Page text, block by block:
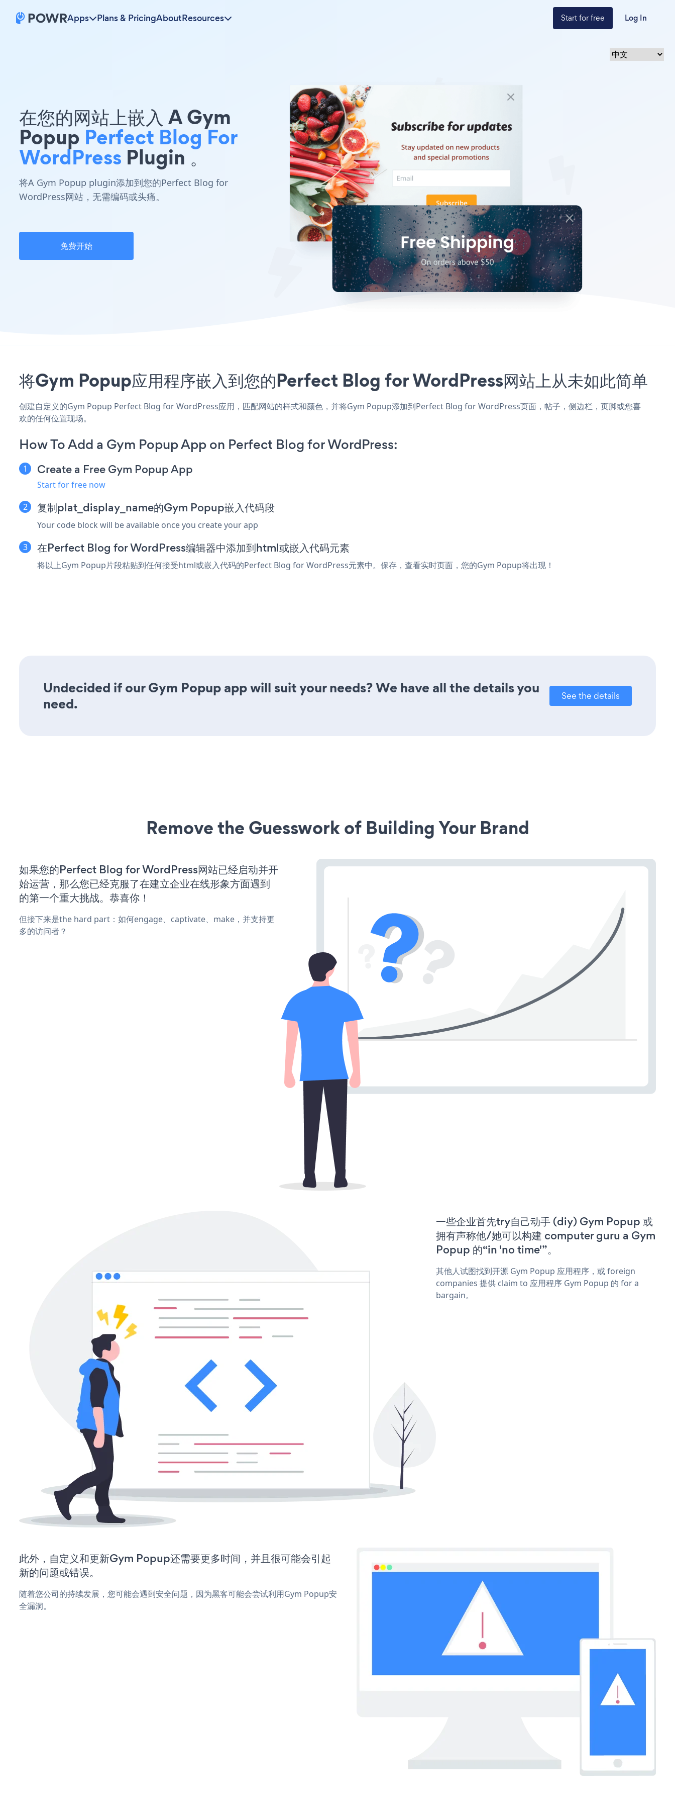
Apps Plans & PricingAboutResources Start for free Log In
在您的网站上嵌入 A Gym
Popup Perfect Blog For
WordPress Plugin 。
将A Gym Popup plugin添加到您的Perfect Blog for
WordPress网站，无需编码或头痛。
免费开始
将Gym Popup应用程序嵌入到您的Perfect Blog for WordPress网站上从未如此简单
创建自定义的Gym Popup Perfect Blog for WordPress应用，匹配网站的样式和颜色，并将Gym Popup添加到Perfect Blog for WordPress页面，帖子，侧边栏，页脚或您喜
欢的任何位置现场。
How To Add a Gym Popup App on Perfect Blog for WordPress:
Create a Free Gym Popup App
Start for free now
复制plat_display_name的Gym Popup嵌入代码段
Your code block will be available once you create your app
在Perfect Blog for WordPress编辑器中添加到html或嵌入代码元素
将以上Gym Popup片段粘贴到任何接受html或嵌入代码的Perfect Blog for WordPress元素中。保存，查看实时页面，您的Gym Popup将出现！
Undecided if our Gym Popup app will suit your needs? We have all the details you
need.
See the details
Remove the Guesswork of Building Your Brand
如果您的Perfect Blog for WordPress网站已经启动并开
始运营，那么您已经克服了在建立企业在线形象方面遇到
的第一个重大挑战。恭喜你！
但接下来是the hard part：如何engage、captivate、make，并支持更
多的访问者？
一些企业首先try自己动手 (diy) Gym Popup 或
拥有声称他/她可以构建 computer guru a Gym
Popup 的“in 'no time'”。
其他人试图找到开源 Gym Popup 应用程序，或 foreign
companies 提供 claim to 应用程序 Gym Popup 的 for a
bargain。
此外，自定义和更新Gym Popup还需要更多时间，并且很可能会引起
新的问题或错误。
随着您公司的持续发展，您可能会遇到安全问题，因为黑客可能会尝试利用Gym Popup安
全漏洞。